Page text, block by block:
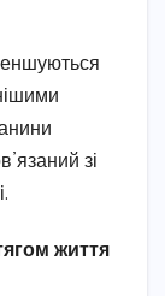
зі
життя